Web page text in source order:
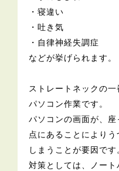
・寝違い
・吐き気
・自律神経失調症
などが挙げられます。
ストレートネックの
パソコン作業です。
パソコンの画面が、
点にあることにより
しまうことが要因です
対策としては、ノー